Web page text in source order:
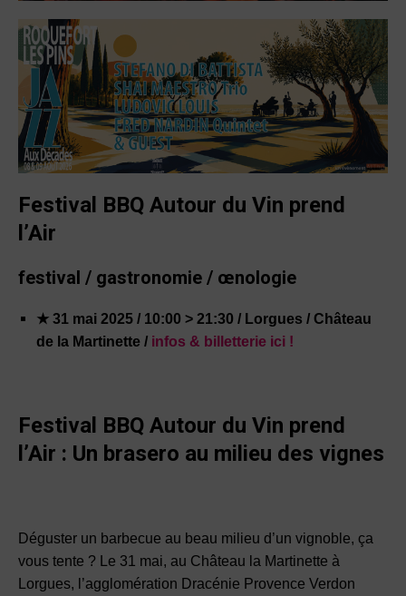
Festival BBQ Autour du Vin prend
l’Air
festival / gastronomie / œnologie
★ 31 mai 2025 / 10:00 > 21:30 / Lorgues / Château
de la Martinette / infos & billetterie ici !
Festival BBQ Autour du Vin prend
l’Air : Un brasero au milieu des vignes
Déguster un barbecue au beau milieu d’un vignoble, ça
vous tente ? Le 31 mai, au Château la Martinette à
Lorgues, l’agglomération Dracénie Provence Verdon